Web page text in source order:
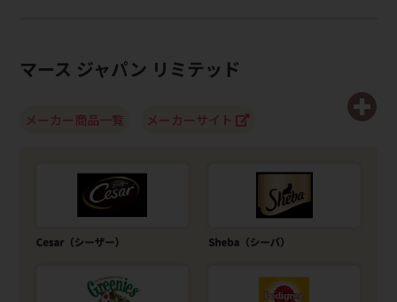
マース ジャパン リミテッド
メーカー商品一覧 メーカーサイト